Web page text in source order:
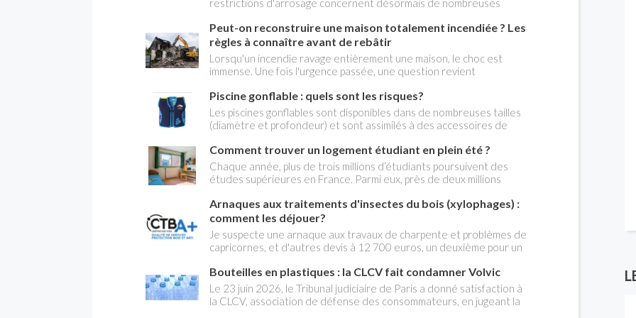
fiscaux figurent parmi les principaux dispositifs mis en place.
restrictions d'arrosage concernent désormais de nombreuses
vos massifs de fleurs ou votre potager , il est essentiel de connaître
les règles applicables à votre domicile.
Peut-on reconstruire une maison totalement incendiée ? Les
règles à connaître avant de rebâtir
Lorsqu'un incendie ravage entièrement une maison, le choc est
immense. Une fois l'urgence passée, une question revient
habitation ? La réponse est généralement oui, mais plusieurs règles
administratives, d'urbanisme et d'assurance peuvent compliquer le
projet. Avant de lancer les travaux, mieux vaut connaître les
démarches indispensables.
Piscine gonflable : quels sont les risques?
Les piscines gonflables sont disponibles dans de nombreuses tailles
(diamètre et profondeur) et sont assimilés à des accessoires de
commence à faire chaud. Elles ne sont soumises à aucune règles de
sécurité , ce qui conduit à de nombreux accidents chaque année, car
ce ne sont pas des jouets. Voici les principaux dangers à prendre en
compte pour éviter les accidents, qui peuvent être mortels.
Comment trouver un logement étudiant en plein été ?
Chaque année, plus de trois millions d’étudiants poursuivent des
études supérieures en France. Parmi eux, près de deux millions
places environ leur sont spécifiquement destinées². Cette équation
impossible génère une forte concurrence, particulièrement dans les
métropoles universitaires. Dans un marché ultra-tendu, Catella
Residential (spécialiste de la commercialisation de biens neufs ou
anciens) livre cinq conseils pour optimiser ses chances de trouver un
hébergement étudiant.
Arnaques aux traitements d'insectes du bois (xylophages) :
comment les déjouer?
Je suspecte une arnaque aux travaux de charpente et problèmes de
capricornes, et d'autres devis à 12 700 euros, un deuxième pour un
conseiller? Que dois-je faire? Martine
Bouteilles en plastiques : la CLCV fait condamner Volvic
Le 23 juin 2026, le Tribunal judiciaire de Paris a donné satisfaction à
la CLCV, association de défense des consommateurs, en jugeant la